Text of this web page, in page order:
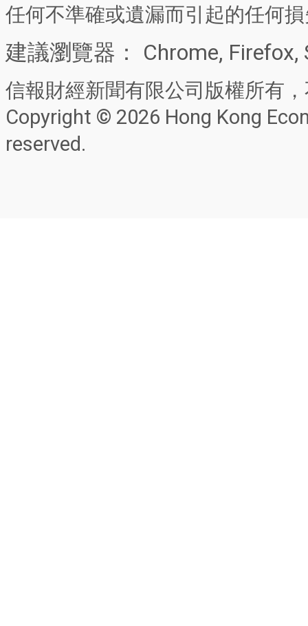
任何不準確或遺漏而引起的任何
建議瀏覽器： Chrome, Firefox,
信報財經新聞有限公司版權所有
Copyright © 2026 Hong Kong
reserved.